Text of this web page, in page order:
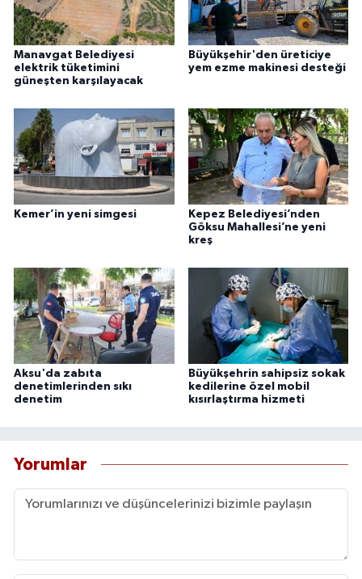
Manavgat Belediyesi
elektrik tüketimini
güneşten karşılayacak
Büyükşehir'den üreticiye
yem ezme makinesi desteği
Kemer’in yeni simgesi
Kepez Belediyesi’nden
Göksu Mahallesi’ne yeni
kreş
Aksu'da zabıta
denetimlerinden sıkı
denetim
Büyükşehrin sahipsiz sokak
kedilerine özel mobil
kısırlaştırma hizmeti
Yorumlar